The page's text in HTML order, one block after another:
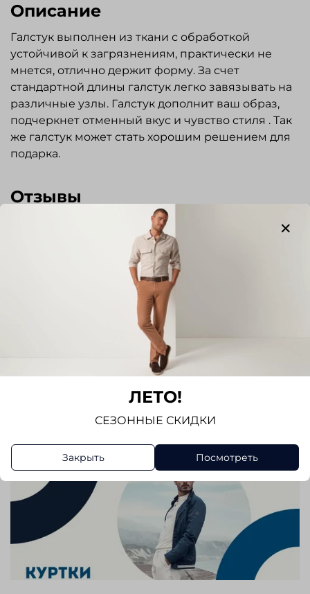
Описание
Галстук выполнен из ткани с обработкой
устойчивой к загрязнениям, практически не
мнется, отлично держит форму. За счет
стандартной длины галстук легко завязывать на
различные узлы. Галстук дополнит ваш образ,
подчеркнет отменный вкус и чувство стиля . Так
же галстук может стать хорошим решением для
подарка.
Отзывы
Отзывов еще никто не оставлял
ЛЕТО!
СЕЗОННЫЕ СКИДКИ
Закрыть Посмотреть